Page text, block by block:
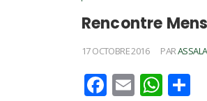
Rencontre
17 OCTOBRE 2016 PAR
Facebook
Email